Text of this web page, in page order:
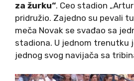
za žurku“. Ceo stadion
pridružio. Zajedno su pevali
meča Novak se svađao sa
stadiona. U jednom trenutku
jednog svog navijača sa